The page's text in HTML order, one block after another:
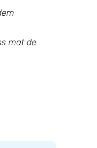
mat de